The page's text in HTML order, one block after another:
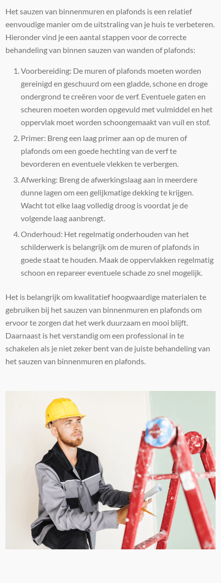
Het sauzen van binnenmuren en plafonds is een relatief
eenvoudige manier om de uitstraling van je huis te verbeteren.
Hieronder vind je een aantal stappen voor de correcte
behandeling van binnen sauzen van wanden of plafonds:
Voorbereiding: De muren of plafonds moeten worden
gereinigd en geschuurd om een gladde, schone en droge
ondergrond te creëren voor de verf. Eventuele gaten en
scheuren moeten worden opgevuld met vulmiddel en het
oppervlak moet worden schoongemaakt van vuil en stof.
Primer: Breng een laag primer aan op de muren of
plafonds om een goede hechting van de verf te
bevorderen en eventuele vlekken te verbergen.
Afwerking: Breng de afwerkingslaag aan in meerdere
dunne lagen om een gelijkmatige dekking te krijgen.
Wacht tot elke laag volledig droog is voordat je de
volgende laag aanbrengt.
Onderhoud: Het regelmatig onderhouden van het
schilderwerk is belangrijk om de muren of plafonds in
goede staat te houden. Maak de oppervlakken regelmatig
schoon en repareer eventuele schade zo snel mogelijk.
Het is belangrijk om kwalitatief hoogwaardige materialen te
gebruiken bij het sauzen van binnenmuren en plafonds om
ervoor te zorgen dat het werk duurzaam en mooi blijft.
Daarnaast is het verstandig om een professional in te
schakelen als je niet zeker bent van de juiste behandeling van
het sauzen van binnenmuren en plafonds.